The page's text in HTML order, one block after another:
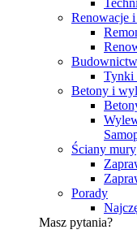
Renowacje
Tynki
Betony i
Ściany mury
Porady
Masz pytania?